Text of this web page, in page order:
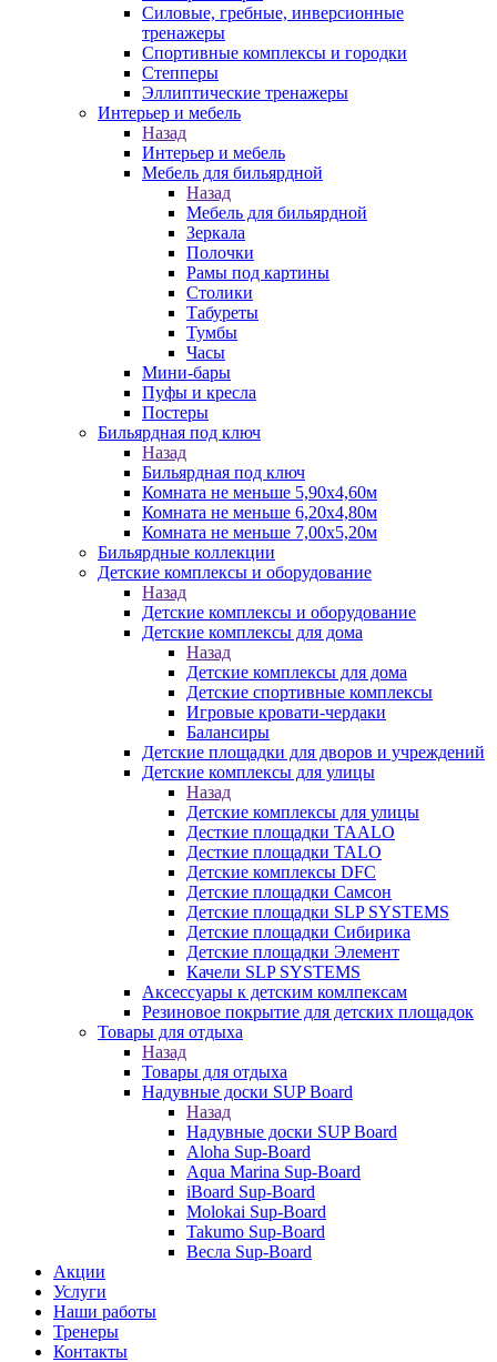
Силовые, гребные, инверсионные
тренажеры
Спортивные комплексы и городки
Степперы
Эллиптические тренажеры
Интерьер и мебель
Назад
Интерьер и мебель
Мебель для бильярдной
Назад
Мебель для бильярдной
Зеркала
Полочки
Рамы под картины
Столики
Табуреты
Тумбы
Часы
Мини-бары
Пуфы и кресла
Постеры
Бильярдная под ключ
Назад
Бильярдная под ключ
Комната не меньше 5,90х4,60м
Комната не меньше 6,20х4,80м
Комната не меньше 7,00х5,20м
Бильярдные коллекции
Детские комплексы и оборудование
Назад
Детские комплексы и оборудование
Детские комплексы для дома
Назад
Детские комплексы для дома
Детские спортивные комплексы
Игровые кровати-чердаки
Балансиры
Детские площадки для дворов и учреждений
Детские комплексы для улицы
Назад
Детские комплексы для улицы
Десткие площадки TAALO
Десткие площадки TALO
Детские комплексы DFC
Детские площадки Самсон
Детские площадки SLP SYSTEMS
Детские площадки Сибирика
Детские площадки Элемент
Качели SLP SYSTEMS
Аксессуары к детским комлпексам
Резиновое покрытие для детских площадок
Товары для отдыха
Назад
Товары для отдыха
Надувные доски SUP Board
Назад
Надувные доски SUP Board
Aloha Sup-Board
Aqua Marina Sup-Board
iBoard Sup-Board
Molokai Sup-Board
Takumo Sup-Board
Весла Sup-Board
Акции
Услуги
Наши работы
Тренеры
Контакты